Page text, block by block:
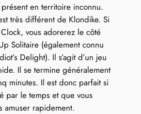
en territoire inconnu.
très différent de Klondike. Si
vous adorerez le côté
Solitaire (également connu
Delight). Il s’agit d’un jeu
Il se termine généralement
minutes. Il est donc parfait si
par le temps et que vous
amuser rapidement.